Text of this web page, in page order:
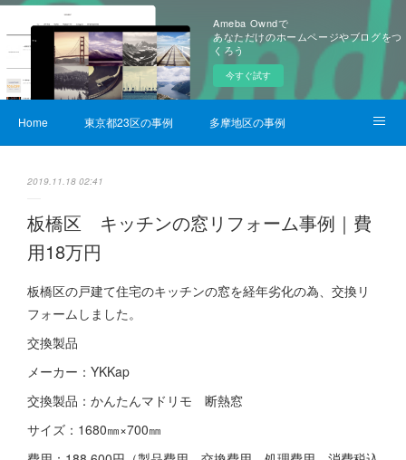
Ameba Owndで
あなただけのホームページやブログをつ
くろう
今すぐ試す
Home 東京都23区の事例 多摩地区の事例
2019.11.18 02:41
板橋区 キッチンの窓リフォーム事例｜費
用18万円
板橋区の戸建て住宅のキッチンの窓を経年劣化の為、交換リ
フォームしました。
交換製品
メーカー：YKKap
交換製品：かんたんマドリモ 断熱窓
サイズ：1680㎜×700㎜